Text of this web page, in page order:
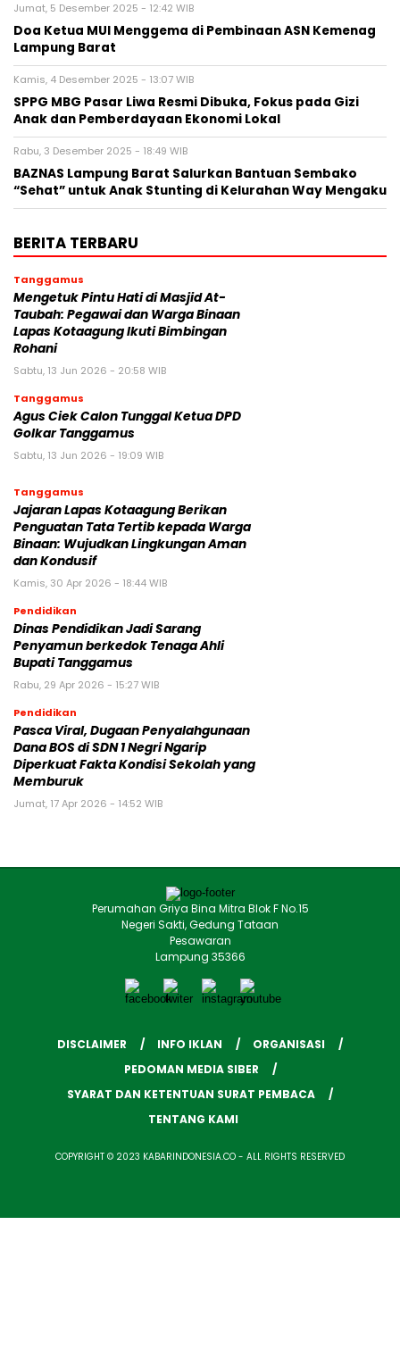
Jumat, 5 Desember 2025 - 12:42 WIB
Doa Ketua MUI Menggema di Pembinaan ASN Kemenag
Lampung Barat
Kamis, 4 Desember 2025 - 13:07 WIB
SPPG MBG Pasar Liwa Resmi Dibuka, Fokus pada Gizi
Anak dan Pemberdayaan Ekonomi Lokal
Rabu, 3 Desember 2025 - 18:49 WIB
BAZNAS Lampung Barat Salurkan Bantuan Sembako
“Sehat” untuk Anak Stunting di Kelurahan Way Mengaku
BERITA TERBARU
Tanggamus
Mengetuk Pintu Hati di Masjid At-
Taubah: Pegawai dan Warga Binaan
Lapas Kotaagung Ikuti Bimbingan
Rohani
Sabtu, 13 Jun 2026 - 20:58 WIB
Tanggamus
Agus Ciek Calon Tunggal Ketua DPD
Golkar Tanggamus
Sabtu, 13 Jun 2026 - 19:09 WIB
Tanggamus
Jajaran Lapas Kotaagung Berikan
Penguatan Tata Tertib kepada Warga
Binaan: Wujudkan Lingkungan Aman
dan Kondusif
Kamis, 30 Apr 2026 - 18:44 WIB
Pendidikan
Dinas Pendidikan Jadi Sarang
Penyamun berkedok Tenaga Ahli
Bupati Tanggamus
Rabu, 29 Apr 2026 - 15:27 WIB
Pendidikan
Pasca Viral, Dugaan Penyalahgunaan
Dana BOS di SDN 1 Negri Ngarip
Diperkuat Fakta Kondisi Sekolah yang
Memburuk
Jumat, 17 Apr 2026 - 14:52 WIB
Perumahan Griya Bina Mitra Blok F No.15
Negeri Sakti, Gedung Tataan
Pesawaran
Lampung 35366
DISCLAIMER INFO IKLAN
ORGANISASI
PEDOMAN MEDIA SIBER
SYARAT DAN KETENTUAN SURAT PEMBACA
TENTANG KAMI
COPYRIGHT © 2023 KABARINDONESIA.CO - ALL RIGHTS RESERVED